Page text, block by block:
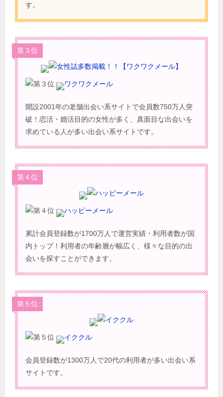
す。
第３位
ワクワクメール
開設2001年の老舗出会い系サイトで会員数750万人突
破！恋活・婚活目的の女性が多く、真面目な出会いを
求めている人が多い出会い系サイトです。
第４位
ハッピーメール
累計会員登録数が1700万人で運営実績・利用者数が国
内トップ！利用者の年齢層が幅広く、様々な目的の出
会いを探すことができます。
第５位
イククル
会員登録数が1300万人で20代の利用者が多い出会い系
サイトです。